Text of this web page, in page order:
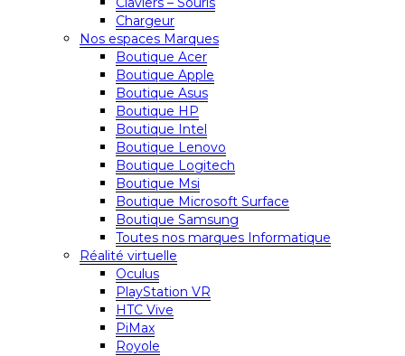
Chargeur
Nos espaces Marques
Boutique Acer
Boutique Apple
Boutique Asus
Boutique HP
Boutique Intel
Boutique Lenovo
Boutique Logitech
Boutique Msi
Boutique Microsoft Surface
Boutique Samsung
Toutes nos marques Informatique
Réalité virtuelle
Oculus
PlayStation VR
HTC Vive
PiMax
Royole